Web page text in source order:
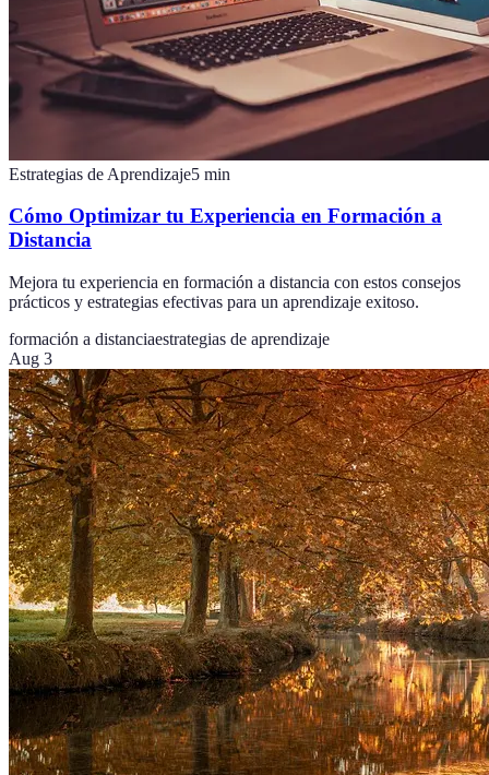
Estrategias de Aprendizaje5 min
Cómo Optimizar tu Experiencia en Formación a
Distancia
Mejora tu experiencia en formación a distancia con estos consejos
prácticos y estrategias efectivas para un aprendizaje exitoso.
formación a distanciaestrategias de aprendizaje
Aug 3